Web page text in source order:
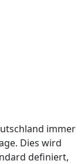
immer
Dies wird
definiert,